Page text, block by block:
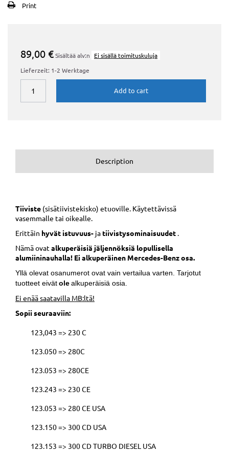
Print
89,00 €Sisältää alv:n
Ei sisällä toimituskuluja
Lieferzeit: 1-2 Werktage
Add to cart
Description
Tiiviste (sisätiivistekisko) etuoville. Käytettävissä
vasemmalle tai oikealle.
Erittäin hyvät istuvuus- jatiivistysominaisuudet .
Nämä ovatalkuperäisiä jäljennöksiä lopullisella
alumiininauhalla! Ei alkuperäinen Mercedes-Benz osa.
Yllä olevat osanumerot ovat vain vertailua varten. Tarjotut
tuotteet eivätolealkuperäisiä osia.
Ei enää saatavilla MB:ltä!
Sopii seuraaviin:
123,043 => 230 C
123.050 => 280C
123.053 => 280CE
123.243 => 230 CE
123.053 => 280 CE USA
123.150 => 300 CD USA
123.153 => 300 CD TURBO DIESEL USA